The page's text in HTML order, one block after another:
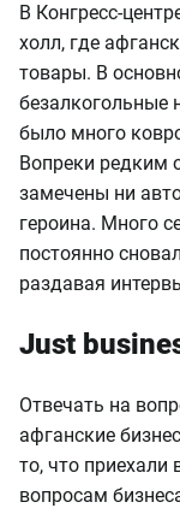
В Конгресс-
холл, где
товары. В
безалкогольные
было много
Вопреки редким
замечены ни
героина. Много
постоянно
раздавая
Just
Отвечать на
афганские
то, что приехали
вопросам